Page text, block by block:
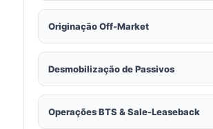
Originação Off-Market
Desmobilização de Passivos
Operações BTS & Sale-Leaseback